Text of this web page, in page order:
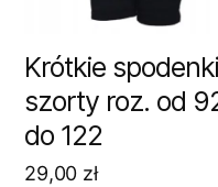
Krótkie spodenki
szorty roz. od
do 122
29,00 zł